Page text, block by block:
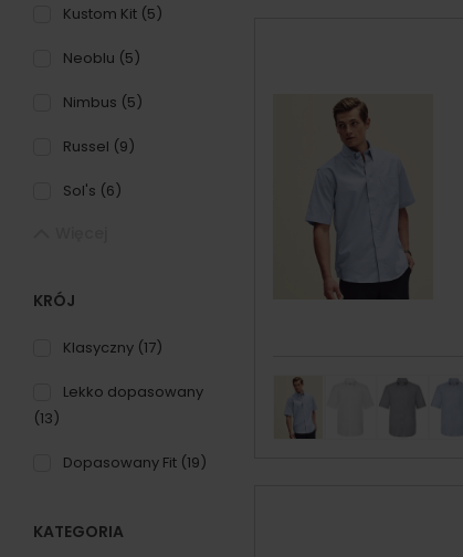
Kustom Kit (5)
Neoblu (5)
Nimbus (5)
Russel (9)
Sol's (6)
KRÓJ
Klasyczny (17)
Lekko dopasowany
(13)
Dopasowany Fit (19)
KATEGORIA